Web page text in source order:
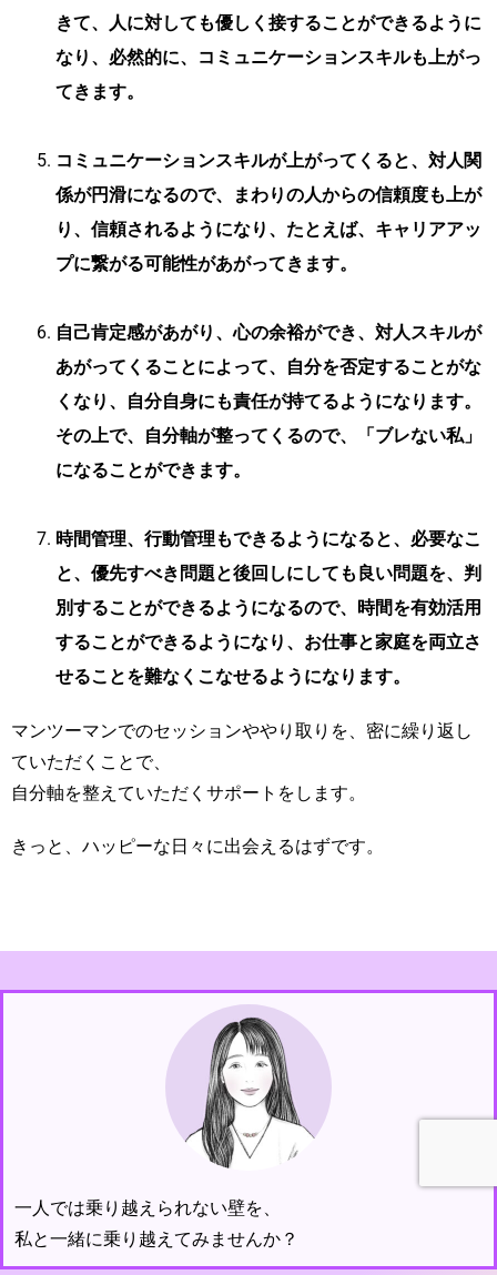
きて、人に対しても優しく接することができるように
なり、必然的に、コミュニケーションスキルも上がっ
てきます。
コミュニケーションスキルが上がってくると、対人関
係が円滑になるので、まわりの人からの信頼度も上が
り、信頼されるようになり、たとえば、キャリアアッ
プに繋がる可能性があがってきます。
自己肯定感があがり、心の余裕ができ、対人スキルが
あがってくることによって、自分を否定することがな
くなり、自分自身にも責任が持てるようになります。
その上で、自分軸が整ってくるので、「ブレない私」
になることができます。
時間管理、行動管理もできるようになると、必要なこ
と、優先すべき問題と後回しにしても良い問題を、判
別することができるようになるので、時間を有効活用
することができるようになり、お仕事と家庭を両立さ
せることを難なくこなせるようになります。
マンツーマンでのセッションややり取りを、密に繰り返し
ていただくことで、
自分軸を整えていただくサポートをします。
きっと、ハッピーな日々に出会えるはずです。
一人では乗り越えられない壁を、
私と一緒に乗り越えてみませんか？